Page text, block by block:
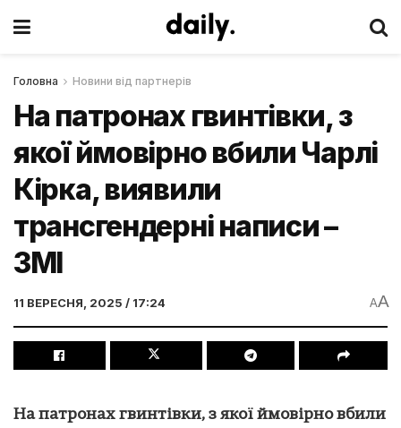
Головна Новини від партнерів
На патронах гвинтівки, з
якої ймовірно вбили Чарлі
Кірка, виявили
трансгендерні написи –
ЗМІ
11 ВЕРЕСНЯ, 2025 / 17:24 AA
На патронах гвинтівки, з якої ймовірно вбили